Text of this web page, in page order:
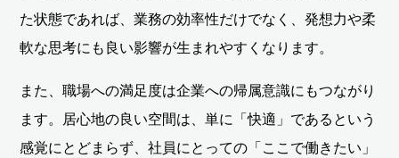
た状態であれば、業務の効率性だけでなく、発想力や柔
軟な思考にも良い影響が生まれやすくなります。
また、職場への満足度は企業への帰属意識にもつながり
ます。居心地の良い空間は、単に「快適」であるという
感覚にとどまらず、社員にとっての「ここで働きたい」